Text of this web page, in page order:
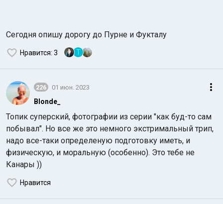
Сегодня опишу дорогу до Пурне и Фукталу
Нравится: 3 Т
226 01 июн. 2023
Blonde_
Топик суперский, фотографии из серии "как буд-то сам
побывал". Но все же это немного экстримальный трип,
надо все-таки определеную подготовку иметь, и
физическую, и моральную (особенно). Это тебе не
Канары ))
Нравится